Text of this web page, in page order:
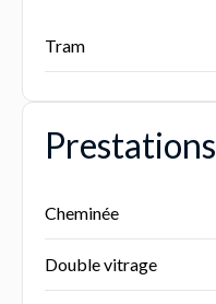
Tram
Prestations
Cheminée
Double vitrage